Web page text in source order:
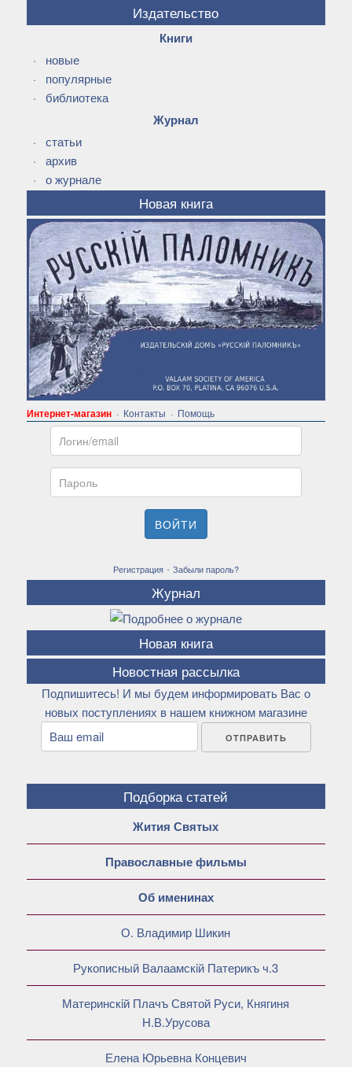
Издательство
Книги
· новые
· популярные
· библиотека
Журнал
· статьи
· архив
· о журнале
Новая книга
Интернет-магазин· Контакты · Помощь
Email
Пароль
ВОЙТИ
Регистрация· Забыли пароль?
Журнал
Новая книга
Новостная рассылка
Подпишитесь! И мы будем информировать Вас о
новых поступлениях в нашем книжном магазине
Подборка статей
Жития Святых
Православные фильмы
Об именинах
О. Владимир Шикин
Рукописный Валаамскiй Патерикъ ч.3
Материнскiй Плачъ Святой Руси, Княгиня
Н.В.Урусова
Елена Юрьевна Концевич